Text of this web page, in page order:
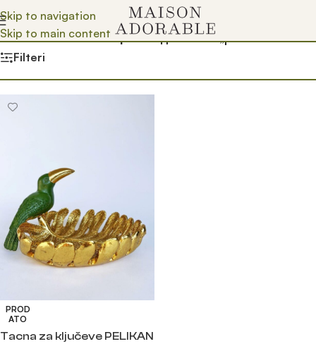
Skip to navigation
Skip to main content
Почетна/Prodavnica/Производ oзначен „pelikan“
Filteri
PROD
ATO
Tacna za ključeve PELIKAN